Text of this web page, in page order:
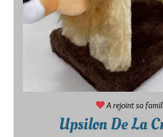
A rejoint sa
Upsilon De La